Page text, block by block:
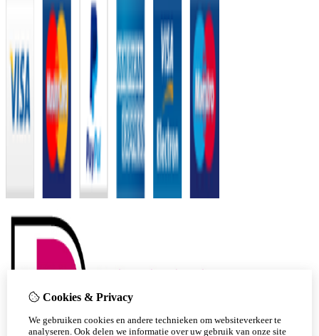
Cookies & Privacy
We gebruiken cookies en andere technieken om websiteverkeer te
analyseren. Ook delen we informatie over uw gebruik van onze site